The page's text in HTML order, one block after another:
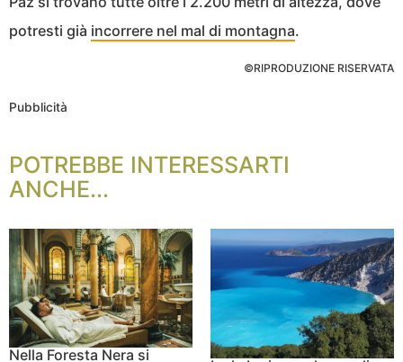
potresti già incorrere nel mal di montagna.
©RIPRODUZIONE RISERVATA
Pubblicità
POTREBBE INTERESSARTI
ANCHE...
Nella Foresta Nera si